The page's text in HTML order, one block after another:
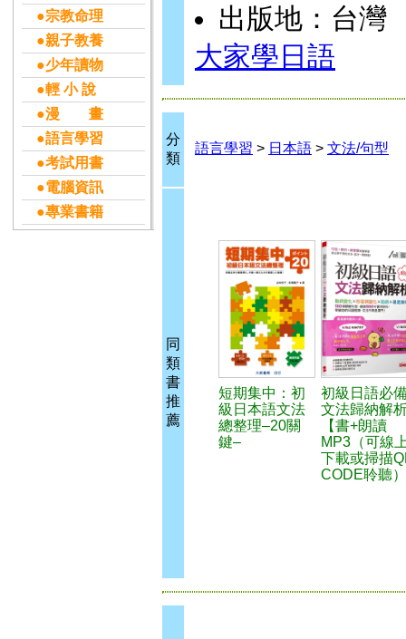
●宗教命理
●親子教養
●少年讀物
●輕 小 說
●漫 畫
●語言學習
●考試用書
●電腦資訊
●專業書籍
出版地：台灣
大家學日語
分
類
語言學習 > 日本語 > 文法/句型
同
類
書
推
薦
短期集中：初
級日本語文法
總整理–20關
鍵–
初級日語必
文法歸納解
【書+朗讀
MP3（可線
下載或掃描
CODE聆聽